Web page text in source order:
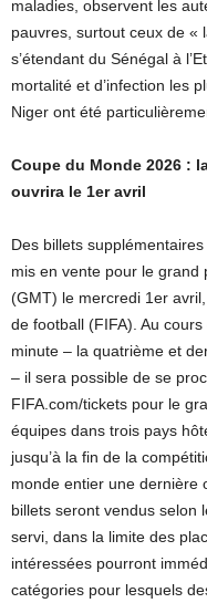
maladies, observent les
pauvres, surtout ceux de «
s’étendant du Sénégal à
mortalité et d’infection les
Niger ont été
Coupe du Monde 2026 :
ouvrira le 1er avril
Des billets
mis en vente pour le grand
(GMT) le mercredi 1er
de football (FIFA). Au
minute – la quatrième et
– il sera possible de se
FIFA.com/tickets pour le
équipes dans trois pays
jusqu’à la fin de la
monde entier une dernière
billets seront vendus selon
servi, dans la limite des
intéressées pourront
catégories pour lesquels